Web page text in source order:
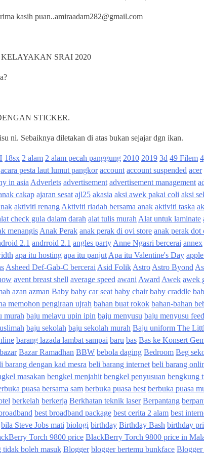
kasih puan..amiraadam282@gmail.com
SRAI 2020
STICKER.
ni. Sebaiknya diletakan di atas bukan sejajar dgn ikan.
18sx 2 alam 2 alam pecah panggung 2010 2019 3d 49 Filem
acara pesta laut lumut pangkor account account suspended acer
in asia Adverlets advertisement advertisement management
cakap ajaran sesat ajl25 akasia aksi awek pakai coli aksi
aktiviti renang Aktiviti riadah bersama anak aktiviti taska
check gula dalam darah alat tulis murah Alat untuk laminate
menangis Anak Perak anak perak di ovi store anak perak dot
2.1 andrroid 2.1 angles party Anne Ngasri bercerai annex
apa itu hosting apa itu panjut Apa itu Valentine's Day
Asheed Def-Gab-C bercerai Asid Folik Astro Astro Byond
avent breast shell average speed awani Award Awek awek
azan azman Baby baby car seat baby chair baby craddle
memohon pengiraan ujrah bahan buat rokok bahan-bahan
murah baju melayu upin ipin baju menyusu baju menyusu
baju sekolah baju sekolah murah Baju uniform The
barang lazada lambat sampai baru bas Bas ke Konsert
bazar Bazar Ramadhan BBW bebola daging Bedroom Beg
barang dengan kad mesra beli barang internet beli barang
masakan bengkel menjahit bengkel penyusuan bengkung
puasa bersama sam berbuka puasa best berbuka puasa
berkelah berkerja Berkhatan teknik laser Berpantang
best broadband package best cerita 2 alam best
bila Steve Jobs mati biologi birthday Birthday Bash birthday
Torch 9800 price BlackBerry Torch 9800 price in
tidak boleh masuk Blogger blogger bertemu bunkface